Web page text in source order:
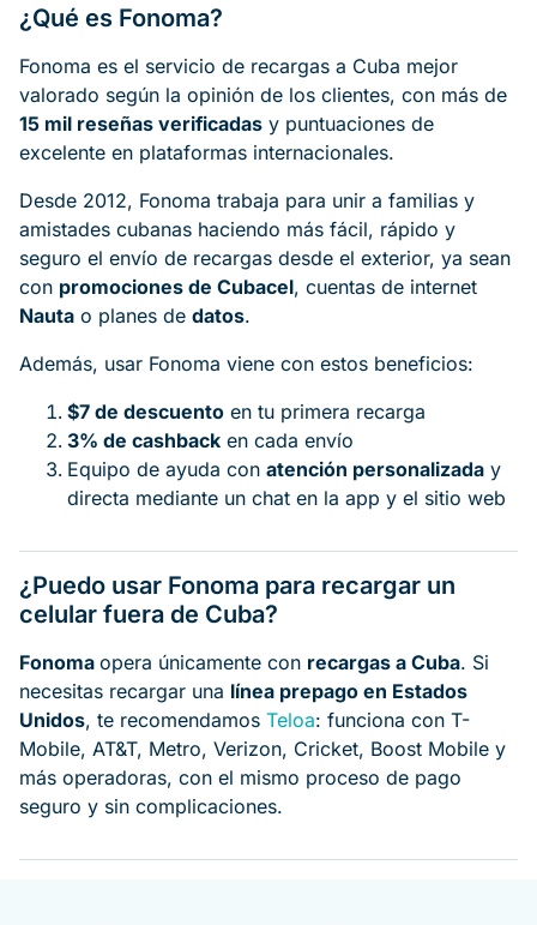
¿Qué es Fonoma?
Fonoma es el servicio de recargas a Cuba mejor
valorado según la opinión de los clientes, con más de
15 mil reseñas verificadas y puntuaciones de
excelente en plataformas internacionales.
Desde 2012, Fonoma trabaja para unir a familias y
amistades cubanas haciendo más fácil, rápido y
seguro el envío de recargas desde el exterior, ya sean
con promociones de Cubacel, cuentas de internet
Nauta o planes de datos.
Además, usar Fonoma viene con estos beneficios:
$7 de descuento en tu primera recarga
3% de cashback en cada envío
Equipo de ayuda con atención personalizada y
directa mediante un chat en la app y el sitio web
¿Puedo usar Fonoma para recargar un
celular fuera de Cuba?
Fonoma opera únicamente con recargas a Cuba. Si
necesitas recargar una línea prepago en Estados
Unidos, te recomendamos Teloa: funciona con T-
Mobile, AT&T, Metro, Verizon, Cricket, Boost Mobile y
más operadoras, con el mismo proceso de pago
seguro y sin complicaciones.